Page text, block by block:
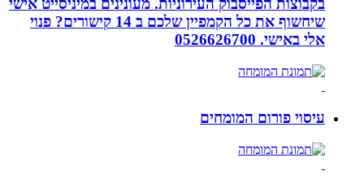
בקבוצות הפייסבוק העירוניות. מעונינים במיניסייט אישי
שיחשוף את כל הקמפיין שלכם ב 14 קישורים? פנוי
אלי באישי. 0526626700
עיסוי פורום המומחים